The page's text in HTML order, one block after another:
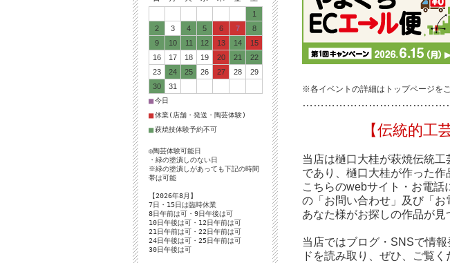
※各イベントの詳細はトップページをご
【伝統的工
当店は樋口大桂が萩焼伝統
であり、樋口大桂が作った作
こちらのwebサイト・お電
の「お問い合わせ」及び「お
あなた様がお探しの作品が見
当店ではブログ・SNSで情
ドを読み取り、ぜひ、ご覧
1
2
3 4 5 6 7
8
9
10 11 12 13 14
15
16
17 18 19 20 21
22
23
24 25 26 27 28
29
30
31
■今日
■休業(店舗・発送・陶芸体験)
■萩焼技体験予約不可
◎陶芸体験可能日
・緑の塗潰しのない日
※緑の塗潰しがあっても下記の時間
帯は可能
【2026年8月】
7日・15日は臨時休業
8日午前は可・9日午後は可
10日午後は可・12日午前は可
21日午前は可・22日午前は可
24日午後は可・25日午前は可
30日午後は可